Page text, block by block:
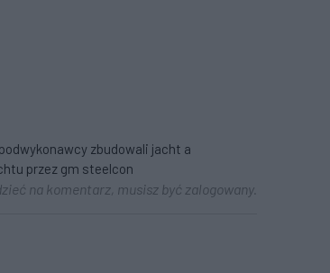
zbudowali jacht a
przez gm steelcon
na komentarz, musisz być zalogowany.